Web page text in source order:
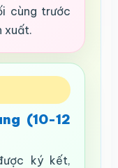
cùng trước
xuất.
(10-12
ký kết,